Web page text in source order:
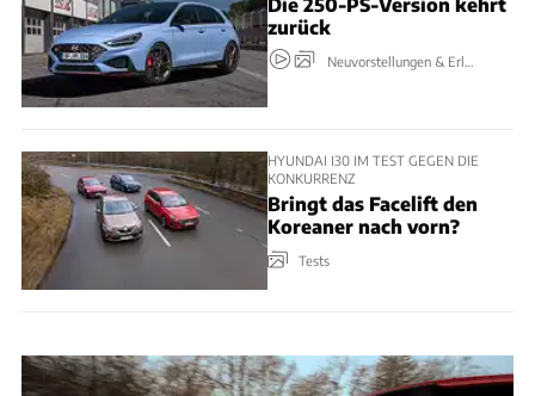
zurück
Neuvorstellungen & Erlkönige
HYUNDAI I30 IM TEST GEGEN DIE
KONKURRENZ
Bringt das Facelift den
Koreaner nach vorn?
Tests